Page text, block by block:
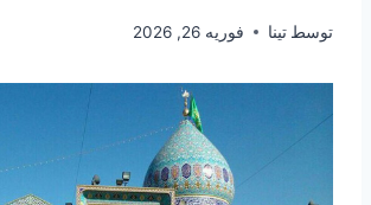
توسط تینا فوریه 26, 2026